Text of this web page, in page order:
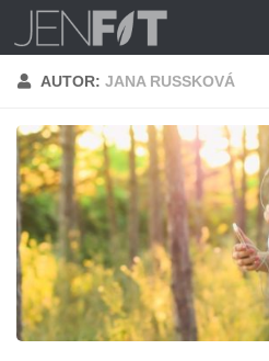
Skip to content
AUTOR: JANA RUSSKOVÁ